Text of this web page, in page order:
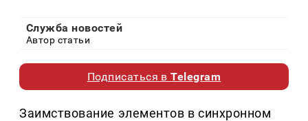
Служба новостей
Автор статьи
Подписаться вTelegram
Заимствование элементов в синхронном